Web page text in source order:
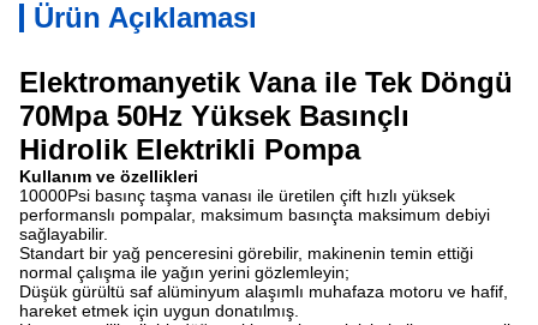
Ürün Açıklaması
Elektromanyetik Vana ile Tek Döngü
70Mpa 50Hz Yüksek Basınçlı
Hidrolik Elektrikli Pompa
Kullanım ve özellikleri
10000Psi basınç taşma vanası ile üretilen çift hızlı yüksek
performanslı pompalar, maksimum basınçta maksimum debiyi
sağlayabilir.
Standart bir yağ penceresini görebilir, makinenin temin ettiği
normal çalışma ile yağın yerini gözlemleyin;
Düşük gürültü saf alüminyum alaşımlı muhafaza motoru ve hafif,
hareket etmek için uygun donatılmış.